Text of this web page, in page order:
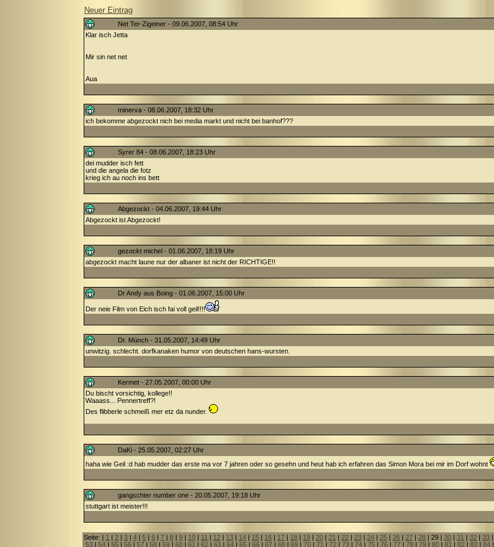
Neuer Eintrag
Net Ter-Zigeiner - 09.06.2007, 08:54 Uhr
Klar isch Jetta
Mir sin net net
Aua
minerva - 08.06.2007, 18:32 Uhr
ich bekomme abgezockt nich bei media markt und nicht bei banhof???
Syrer 84 - 08.06.2007, 18:23 Uhr
dei mudder isch fett
und die angela die fotz
krieg ich au noch ins bett
Abgezockt - 04.06.2007, 19:44 Uhr
Abgezockt ist Abgezockt!
gezockt michel - 01.06.2007, 18:19 Uhr
abgezockt macht laune nur der albaner ist nicht der RICHTIGE!!
Dr Andy aus Boing - 01.06.2007, 15:00 Uhr
Der neie Film von Eich isch fai voll geil!!!!
Dr. Münch - 31.05.2007, 14:49 Uhr
unwitzig. schlecht. dorfkanaken humor von deutschen hans-wursten.
Kermet - 27.05.2007, 00:00 Uhr
Du bischt vorsichtig, kollege!!
Waaass... Pennertreff?!
Des flibberle schmeiß mer etz da nunder.
DaKi - 25.05.2007, 02:27 Uhr
haha wie Geil :d hab mudder das erste ma vor 7 jahren oder so gesehn und heut hab ich erfahren das Simon Mora bei mir im Dorf wohnt
gangschter number one - 20.05.2007, 19:18 Uhr
stuttgart ist meister!!!
Seite: | 1 | 2 | 3 | 4 | 5 | 6 | 7 | 8 | 9 | 10 | 11 | 12 | 13 | 14 | 15 | 16 | 17 | 18 | 19 | 20 | 21 | 22 | 23 | 24 | 25 | 26 | 27 | 28 | 29 | 30 | 31 | 32 | 33 |
53| 54| 55| 56| 57| 58| 59| 60| 61 | 62| 63| 64| 65| 66| 67| 68| 69| 70| 71 | 72| 73| 74| 75| 76| 77| 78| 79| 80| 81 | 82| 83| 84|